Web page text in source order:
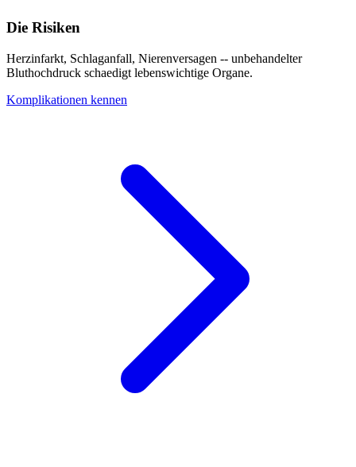
Die Risiken
Herzinfarkt, Schlaganfall, Nierenversagen -- unbehandelter
Bluthochdruck schaedigt lebenswichtige Organe.
Komplikationen kennen